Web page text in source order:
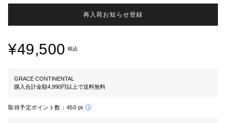
再入荷お知らせ登録
¥49,500 税込
GRACE CONTINENTAL
購入合計金額4,990円以上で送料無料
取得予定ポイント数： 450 pt